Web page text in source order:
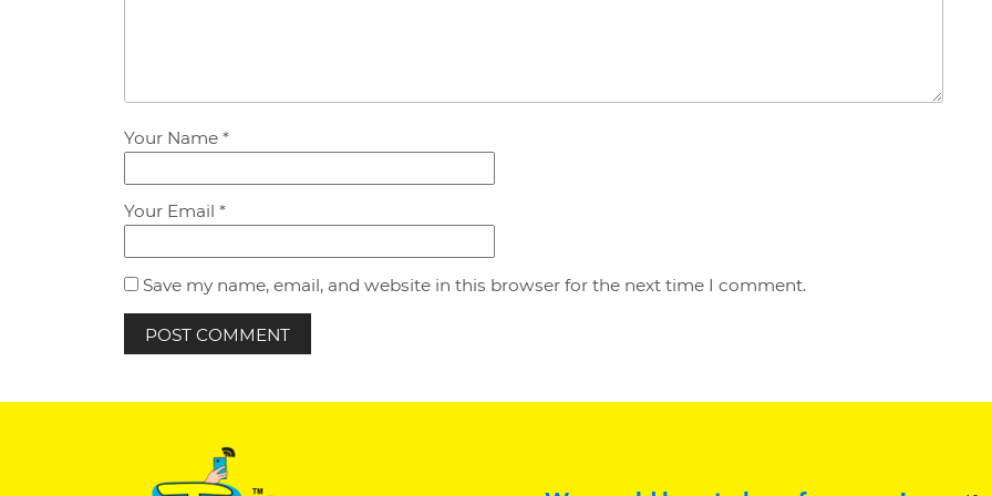
Your Name *
Your Email *
Save my name, email, and website in this browser for the next time I comment.